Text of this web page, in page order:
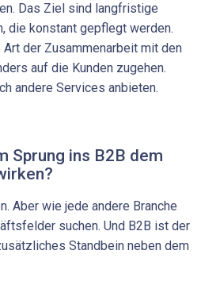
Das Ziel sind langfristige
die konstant gepflegt werden.
der Zusammenarbeit mit den
auf die Kunden zugehen.
andere Services anbieten.
Sprung ins B2B dem
Aber wie jede andere Branche
suchen. Und B2B ist der
Standbein neben dem